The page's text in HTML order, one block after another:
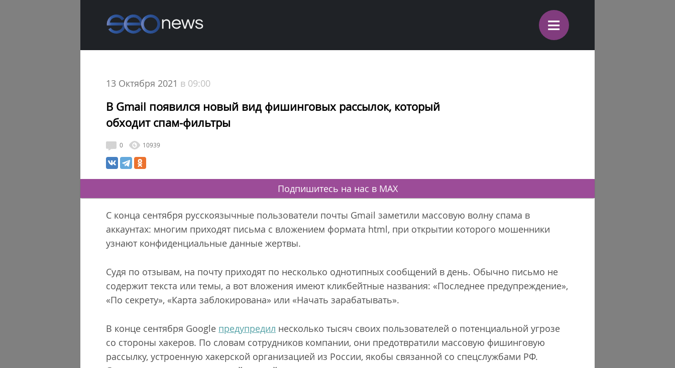
≡
13 Октября 2021 в 09:00
В Gmail появился новый вид фишинговых рассылок, который
обходит спам-фильтры
0 10939
Подпишитесь на нас в MAX
С конца сентября русскоязычные пользователи почты Gmail заметили массовую волну спама в
аккаунтах: многим приходят письма с вложением формата html, при открытии которого мошенники
узнают конфиденциальные данные жертвы.
Судя по отзывам, на почту приходят по несколько однотипных сообщений в день. Обычно письмо не
содержит текста или темы, а вот вложения имеют кликбейтные названия: «Последнее предупреждение»,
«По секрету», «Карта заблокирована» или «Начать зарабатывать».
В конце сентября Google предупредил несколько тысяч своих пользователей о потенциальной угрозе
со стороны хакеров. По словам сотрудников компании, они предотвратили массовую фишинговую
рассылку, устроенную хакерской организацией из России, якобы связанной со спецслужбами РФ.